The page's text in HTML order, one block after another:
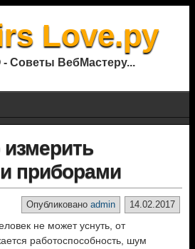
Love.ру
- Советы ВебМастеру...
приборами
14.02.2017
Опубликовано admin
не может уснуть, от
работоспособность, шум